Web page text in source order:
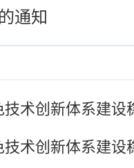
通知
术创新体系建设
术创新体系建设